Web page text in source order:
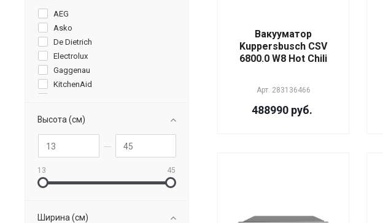
Вакууматор
Kuppersbusch CSV
6800.0 W8 Hot Chili
Арт. 283136466
488990 руб.
AEG
Asko
De Dietrich
Electrolux
Gaggenau
KitchenAid
Высота (см)
13 45
Ширина (см)